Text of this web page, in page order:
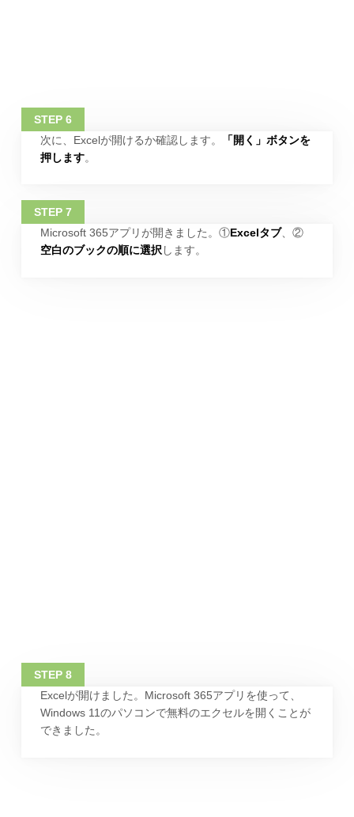
次に、Excelが開けるか確認します。
「開く」ボタンを
押します。
Microsoft 365アプリが開きました。①Excelタブ、②
空白のブックの順に選択 します。
Excelが開けました。Microsoft 365アプリを使って、
Windows 11のパソコンで無料のエクセルを開くことが
できました。